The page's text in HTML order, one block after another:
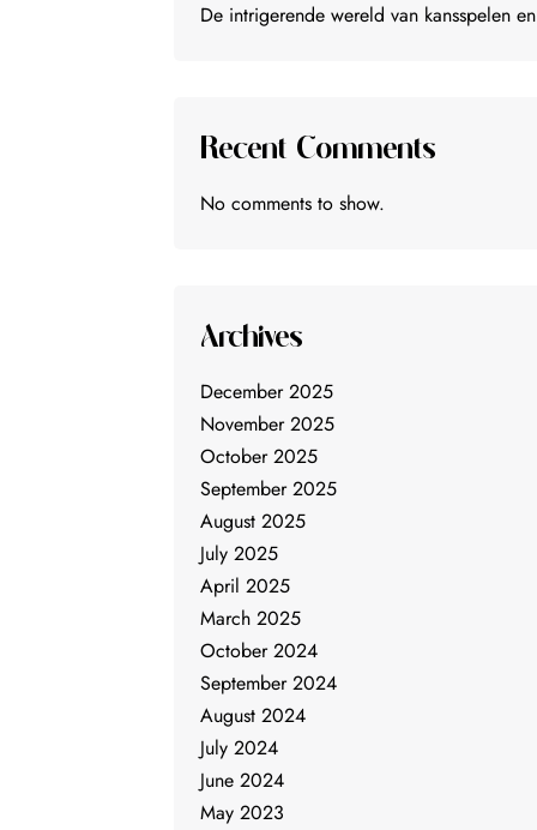
De intrigerende wereld van kansspelen
Recent Comments
No comments to show.
Archives
December 2025
November 2025
October 2025
September 2025
August 2025
July 2025
April 2025
March 2025
October 2024
September 2024
August 2024
July 2024
June 2024
May 2023